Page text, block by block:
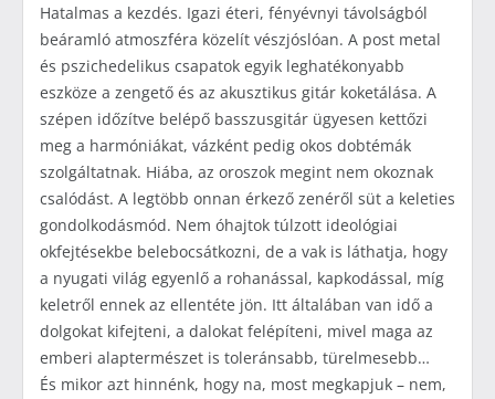
Hatalmas a kezdés. Igazi éteri, fényévnyi távolságból
beáramló atmoszféra közelít vészjóslóan. A post metal
és pszichedelikus csapatok egyik leghatékonyabb
eszköze a zengető és az akusztikus gitár koketálása. A
szépen időzítve belépő basszusgitár ügyesen kettőzi
meg a harmóniákat, vázként pedig okos dobtémák
szolgáltatnak. Hiába, az oroszok megint nem okoznak
csalódást. A legtöbb onnan érkező zenéről süt a keleties
gondolkodásmód. Nem óhajtok túlzott ideológiai
okfejtésekbe belebocsátkozni, de a vak is láthatja, hogy
a nyugati világ egyenlő a rohanással, kapkodással, míg
keletről ennek az ellentéte jön. Itt általában van idő a
dolgokat kifejteni, a dalokat felépíteni, mivel maga az
emberi alaptermészet is toleránsabb, türelmesebb…
És mikor azt hinnénk, hogy na, most megkapjuk – nem,